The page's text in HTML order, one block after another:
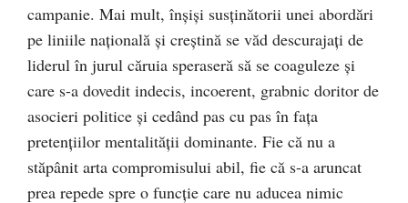
campanie. Mai mult, înşişi susţinătorii unei abordări
pe liniile naţională şi creştină se văd descurajaţi de
liderul în jurul căruia speraseră să se coaguleze şi
care s-a dovedit indecis, incoerent, grabnic doritor de
asocieri politice şi cedând pas cu pas în faţa
pretenţiilor mentalităţii dominante. Fie că nu a
stăpânit arta compromisului abil, fie că s-a aruncat
prea repede spre o funcţie care nu aducea nimic